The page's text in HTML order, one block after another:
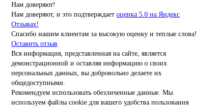
Нам доверяют!
Нам доверяют, и это подтверждает оценка 5.0 на Яндекс
Отзывах!
Спасибо нашим клиентам за высокую оценку и теплые слова!
Оставить отзыв
Вся информация, представленная на сайте, является
демонстрационной и оставляя информацию о своих
персональных данных, вы добровольно делаете их
общедоступными.
Рекомендуем использовать обезличенные данные. Мы
используем файлы cookie для вашего удобства пользования